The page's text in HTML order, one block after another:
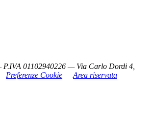
01102940226 — Via Carlo Dordi 4,
Preferenze Cookie — Area riservata